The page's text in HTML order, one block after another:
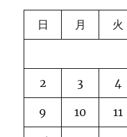
シ
ョ
ン
日 月 火
2 3 4
9 10 11